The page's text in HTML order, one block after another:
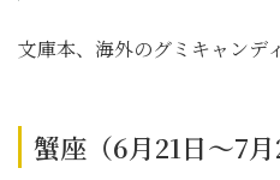
文庫本、海外のグミキャンディ
蟹座（6月21日～7